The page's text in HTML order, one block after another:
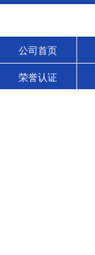
公司首页
荣誉认证